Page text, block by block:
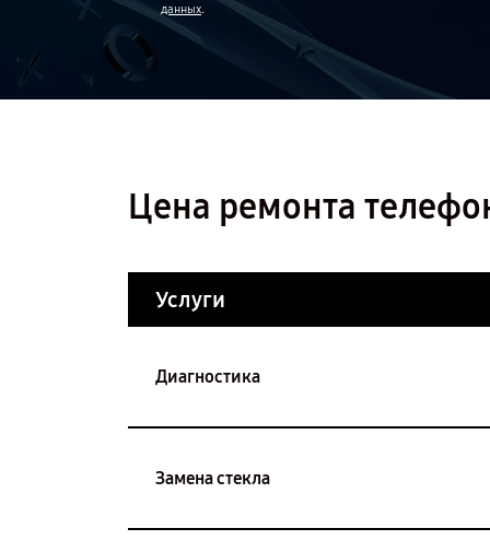
данных.
Цена ремонта
Услуги
Диагностика
Замена стекла